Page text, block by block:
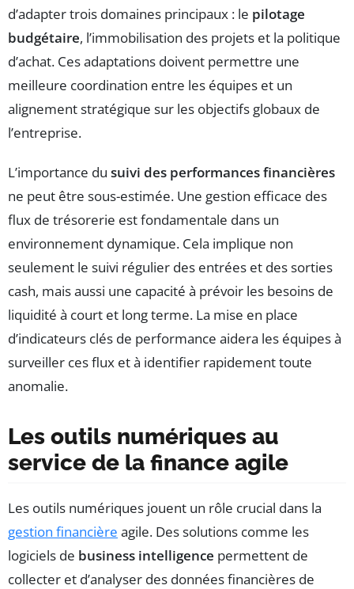
d’adapter trois domaines principaux : le pilotage
budgétaire, l’immobilisation des projets et la politique
d’achat. Ces adaptations doivent permettre une
meilleure coordination entre les équipes et un
alignement stratégique sur les objectifs globaux de
l’entreprise.
L’importance du suivi des performances financières
ne peut être sous-estimée. Une gestion efficace des
flux de trésorerie est fondamentale dans un
environnement dynamique. Cela implique non
seulement le suivi régulier des entrées et des sorties
cash, mais aussi une capacité à prévoir les besoins de
liquidité à court et long terme. La mise en place
d’indicateurs clés de performance aidera les équipes à
surveiller ces flux et à identifier rapidement toute
anomalie.
Les outils numériques au
service de la finance agile
Les outils numériques jouent un rôle crucial dans la
gestion financière agile. Des solutions comme les
logiciels de business intelligence permettent de
collecter et d’analyser des données financières de